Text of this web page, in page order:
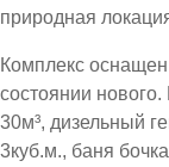
природная
Комплекс
состоянии
30м³, дизельный
3куб.м., баня